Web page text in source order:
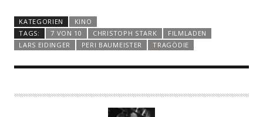
KATEGORIEN
KINO
TAGS:
7 VON 10 CHRISTOPH STARK
FILMLADEN
LARS EIDINGER
PERI BAUMEISTER TRAGÖDIE